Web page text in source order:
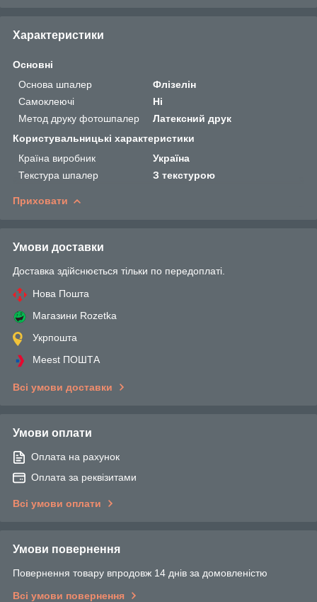
Характеристики
Основні
Основа шпалер
Флізелін
Самоклеючі
Ні
Метод друку фотошпалер
Латексний друк
Користувальницькі характеристики
Країна виробник
Україна
Текстура шпалер
З текстурою
Приховати
Умови доставки
Доставка здійснюється тільки по передоплаті.
Нова Пошта
Магазини Rozetka
Укрпошта
Meest ПОШТА
Всі умови доставки
Умови оплати
Оплата на рахунок
Оплата за реквізитами
Всі умови оплати
Умови повернення
Повернення товару впродовж 14 днів за домовленістю
Всі умови повернення